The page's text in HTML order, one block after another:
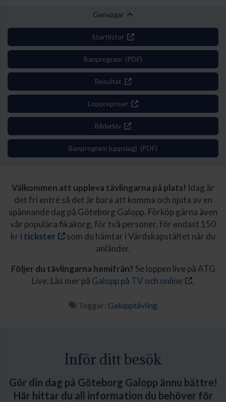
Genvägar
Startlistor
Banprogram (PDF)
Resultat
Lopprepriser
Bildarkiv
Banprogram (uppslag) (PDF)
Välkommen att uppleva tävlingarna på plats! Idag är
det fri entré så det är bara att komma och njuta av en
spännande dag på Göteborg Galopp. Förköp gärna även
vår populära fikakorg, för två personer, för endast 150
kr i tickster
som du hämtar i Värdskapstältet när du
anländer.
Följer du tävlingarna hemifrån? Se loppen live på ATG
Live. Läs mer på Galopp på TV och online .
Taggar: Galopptävling
Inför ditt besök
Gör din dag på Göteborg Galopp ännu bättre!
Här hittar du all information du behöver för